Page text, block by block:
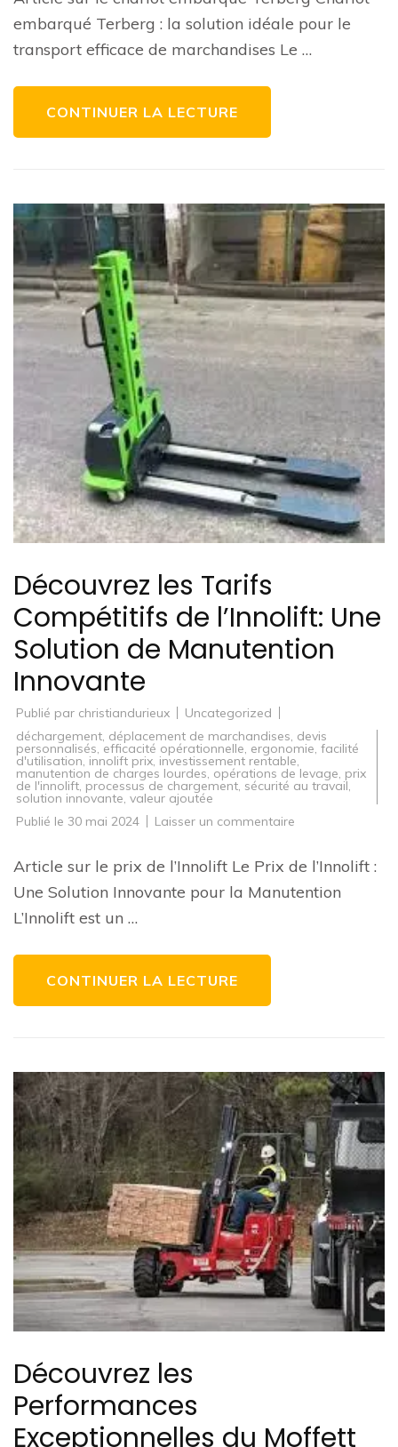
avec
le
embarqué Terberg : la solution idéale pour le
transport efficace de marchandises Le …
CONTINUER LA LECTURE
Découvrez les Tarifs
Compétitifs de l’Innolift: Une
Solution de Manutention
Innovante
Publié par christiandurieux
Uncategorized
déchargement, déplacement de marchandises, devis
personnalisés, efficacité opérationnelle, ergonomie, facilité
d'utilisation, innolift prix, investissement rentable,
manutention de charges lourdes, opérations de levage, prix
de l'innolift, processus de chargement, sécurité au travail,
solution innovante, valeur ajoutée
Publié le 30 mai 2024 Laisser un commentaire
Tarifs
Compétitifs
l’Innolift:
Article sur le prix de l’Innolift Le Prix de l’Innolift :
Une Solution Innovante pour la Manutention
L’Innolift est un …
CONTINUER LA LECTURE
Découvrez les
Performances
Exceptionnelles du Moffett